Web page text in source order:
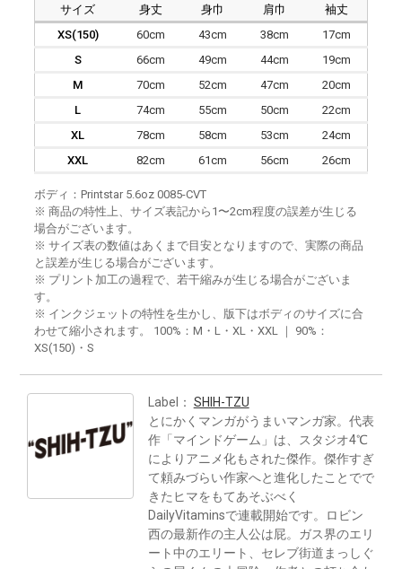
サイズ 身丈 身巾 肩巾
袖丈
XS(150)
60cm 43cm 38cm
17cm
S
66cm 49cm 44cm
19cm
M
70cm 52cm 47cm
20cm
L
74cm 55cm 50cm
22cm
XL
78cm 58cm 53cm
24cm
XXL
82cm 61cm 56cm 26cm
ボディ：Printstar 5.6oz 0085-CVT
※ 商品の特性上、サイズ表記から1〜2cm程度の誤差が生じる
場合がございます。
※ サイズ表の数値はあくまで目安となりますので、実際の商品
と誤差が生じる場合がございます。
※ プリント加工の過程で、若干縮みが生じる場合がございま
す。
※ インクジェットの特性を生かし、版下はボディのサイズに合
わせて縮小されます。 100%：M・L・XL・XXL ｜ 90%：
XS(150)・S
Label： SHIH-TZU
とにかくマンガがうまいマンガ家。代表
作「マインドゲーム」は、スタジオ4℃
によりアニメ化もされた傑作。傑作すぎ
て頼みづらい作家へと進化したことでで
きたヒマをもてあそぶべく
DailyVitaminsで連載開始です。ロビン
西の最新作の主人公は屁。ガス界のエリ
ート中のエリート、セレブ街道まっしぐ